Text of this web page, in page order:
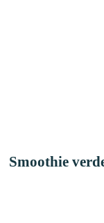
Smoothie